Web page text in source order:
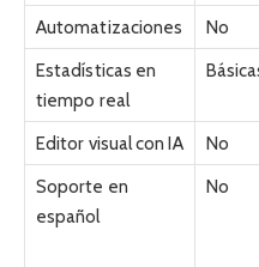
Automatizaciones
No
Estadísticas en
tiempo real
Editor visual con IA No
Soporte en
español
No